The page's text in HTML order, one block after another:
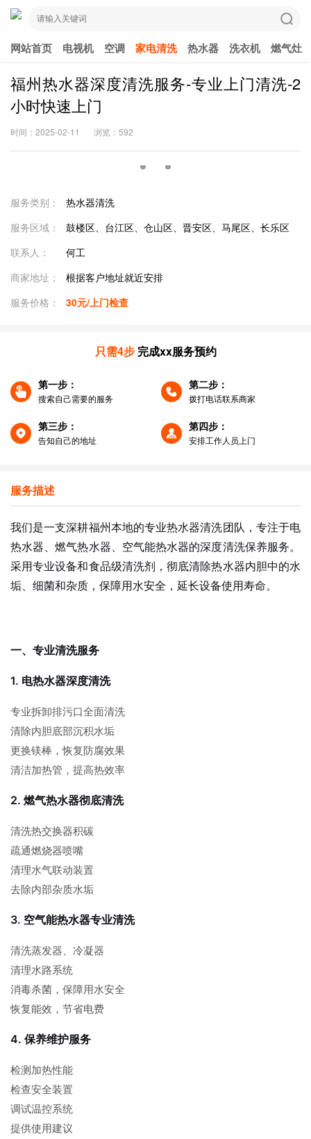
网站首页 电视机 空调 家电清洗 热水器 洗衣机 燃气灶
福州热水器深度清洗服务-专业上门清洗-2
小时快速上门
时间：2025-02-11 浏览：592
服务类别：
热水器清洗
服务区域：
鼓楼区、台江区、仓山区、晋安区、马尾区、长乐区
联系人：
何工
商家地址：
根据客户地址就近安排
服务价格：
30元/上门检查
只需4步 完成xx服务预约
第一步：
搜索自己需要的服务
第二步：
拨打电话联系商家
第三步：
告知自己的地址
第四步：
安排工作人员上门
服务描述
我们是一支深耕福州本地的专业热水器清洗团队，专注于电
热水器、燃气热水器、空气能热水器的深度清洗保养服务。
采用专业设备和食品级清洗剂，彻底清除热水器内胆中的水
垢、细菌和杂质，保障用水安全，延长设备使用寿命。
一、专业清洗服务
1. 电热水器深度清洗
专业拆卸排污口全面清洗
清除内胆底部沉积水垢
更换镁棒，恢复防腐效果
清洁加热管，提高热效率
2. 燃气热水器彻底清洗
清洗热交换器积碳
疏通燃烧器喷嘴
清理水气联动装置
去除内部杂质水垢
3. 空气能热水器专业清洗
清洗蒸发器、冷凝器
清理水路系统
消毒杀菌，保障用水安全
恢复能效，节省电费
4. 保养维护服务
检测加热性能
检查安全装置
调试温控系统
提供使用建议